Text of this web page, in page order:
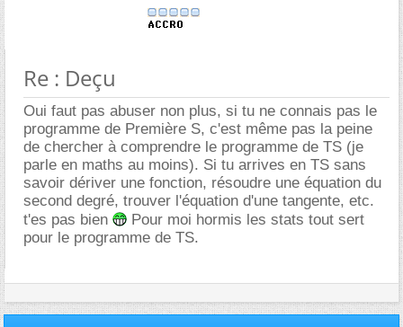
Re : Deçu
Oui faut pas abuser non plus, si tu ne connais pas le
programme de Première S, c'est même pas la peine
de chercher à comprendre le programme de TS (je
parle en maths au moins). Si tu arrives en TS sans
savoir dériver une fonction, résoudre une équation du
second degré, trouver l'équation d'une tangente, etc.
t'es pas bien
Pour moi hormis les stats tout sert
pour le programme de TS.